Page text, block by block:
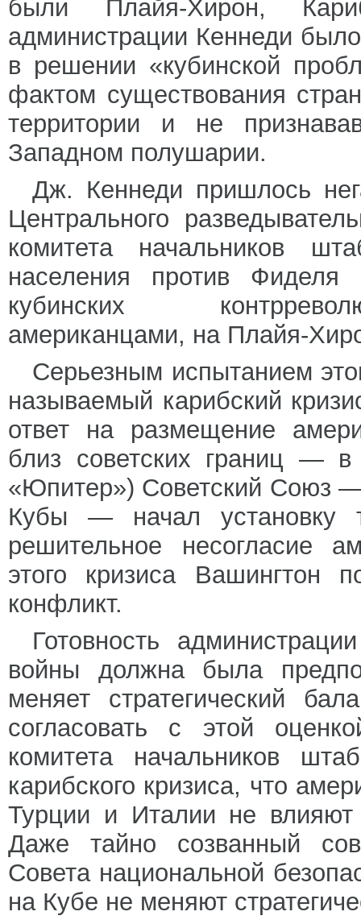
были Плайя-Хирон,
администрации Кеннеди
в решении «кубинской
фактом существования
территории и не
Западном полушарии.
Дж. Кеннеди пришлось
Центрального
комитета начальников
населения против
кубинских
американцами, на Плайя-
Серьезным испытанием
называемый карибский
ответ на размещение
близ советских границ —
«Юпитер») Советский Союз —
Кубы — начал установку
решительное несогласие
этого кризиса Вашингтон
конфликт.
Готовность
войны должна была
меняет стратегический
согласовать с этой
комитета начальников
карибского кризиса, что
Турции и Италии не влияют
Даже тайно созванный
Совета национальной
на Кубе не меняют